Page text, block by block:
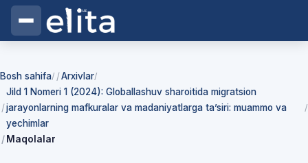
Bosh sahifa/ Arxivlar/
Jild 1 Nomeri 1 (2024): Globallashuv sharoitida migratsion
jarayonlarning mafkuralar va madaniyatlarga ta’siri: muammo va
yechimlar
/
Maqolalar